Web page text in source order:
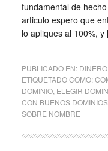
fundamental de
articulo espero que
lo apliques al 100%,
PUBLICADO EN:
ETIQUETADO COMO:
DOMINIO, ELEGIR
CON BUENOS DOMINIOS,
SOBRE NOMBRE